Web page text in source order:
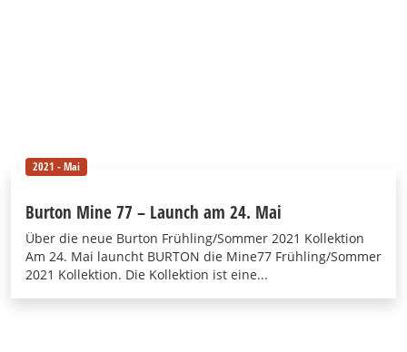
2021 - Mai
Burton Mine 77 – Launch am 24. Mai
Über die neue Burton Frühling/Sommer 2021 Kollektion
Am 24. Mai launcht BURTON die Mine77 Frühling/Sommer
2021 Kollektion. Die Kollektion ist eine...